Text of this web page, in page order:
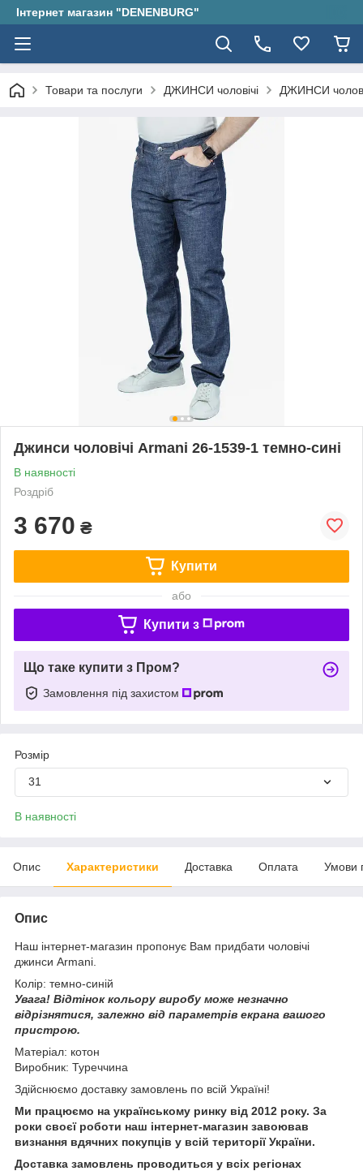
Інтернет магазин "DENENBURG"
Товари та послуги ДЖИНСИ чоловічі ДЖИНСИ
Джинси чоловічі Armani 26-1539-1 темно-сині
В наявності
Роздріб
3 670 ₴
Купити
або
Купити з
Що таке купити з Пром?
Замовлення під захистом
Розмір
31
В наявності
Опис Характеристики Доставка Оплата Умови
Опис
Наш інтернет-магазин пропонує Вам придбати чоловічі
джинси Armani.
Колір: темно-синій
Увага! Відтінок кольору виробу може незначно
відрізнятися, залежно від параметрів екрана вашого
пристрою.
Матеріал: котон
Виробник: Туреччина
Здійснюємо доставку замовлень по всій Україні!
Ми працюємо на українському ринку від 2012 року. За
роки своєї роботи наш інтернет-магазин завоював
визнання вдячних покупців у всій території України.
Доставка замовлень проводиться у всіх регіонах